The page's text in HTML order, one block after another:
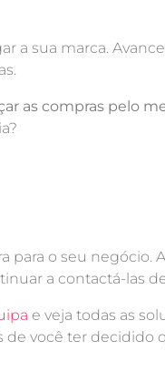
a sua marca.
as compras pelo
para o seu negócio.
a contactá-las
e veja todas as
de você ter